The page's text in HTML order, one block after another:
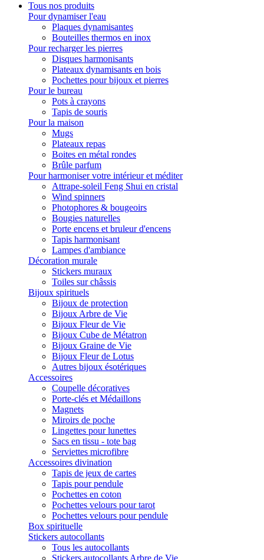
Tous nos produits
Pour dynamiser l'eau
Plaques dynamisantes
Bouteilles thermos en inox
Pour recharger les pierres
Disques harmonisants
Plateaux dynamisants en bois
Pochettes pour bijoux et pierres
Pour le bureau
Pots à crayons
Tapis de souris
Pour la maison
Mugs
Plateaux repas
Boites en métal rondes
Brûle parfum
Pour harmoniser votre intérieur et méditer
Attrape-soleil Feng Shui en cristal
Wind spinners
Photophores & bougeoirs
Bougies naturelles
Porte encens et bruleur d'encens
Tapis harmonisant
Lampes d'ambiance
Décoration murale
Stickers muraux
Toiles sur châssis
Bijoux spirituels
Bijoux de protection
Bijoux Arbre de Vie
Bijoux Fleur de Vie
Bijoux Cube de Métatron
Bijoux Graine de Vie
Bijoux Fleur de Lotus
Autres bijoux ésotériques
Accessoires
Coupelle décoratives
Porte-clés et Médaillons
Magnets
Miroirs de poche
Lingettes pour lunettes
Sacs en tissu - tote bag
Serviettes microfibre
Accessoires divination
Tapis de jeux de cartes
Tapis pour pendule
Pochettes en coton
Pochettes velours pour tarot
Pochettes velours pour pendule
Box spirituelle
Stickers autocollants
Tous les autocollants
Stickers autocollants Arbre de Vie